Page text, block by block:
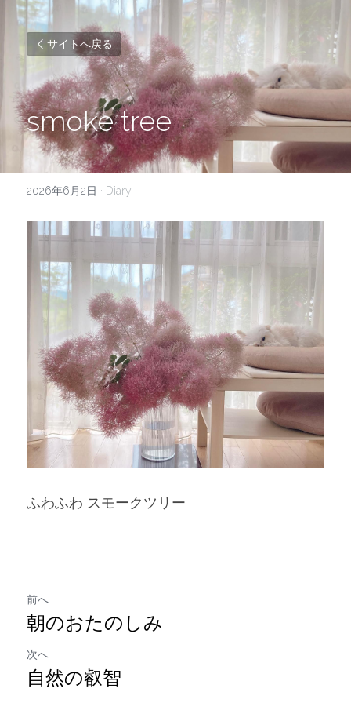
サイトへ戻る
smoke tree
2026年6月2日 · Diary
ふわふわ スモークツリー
前へ
朝のおたのしみ
次へ
自然の叡智